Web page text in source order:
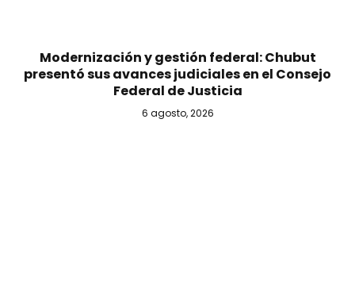
Modernización y gestión federal: Chubut
presentó sus avances judiciales en el Consejo
Federal de Justicia
6 agosto, 2026